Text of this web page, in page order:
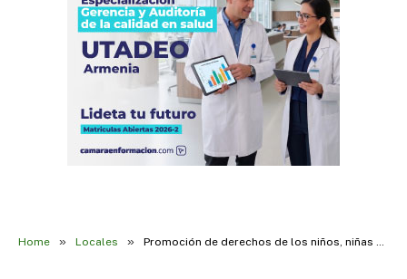
Home » Locales » Promoción de derechos de los niños, niñas y adolescentes llegó a Cenexpo